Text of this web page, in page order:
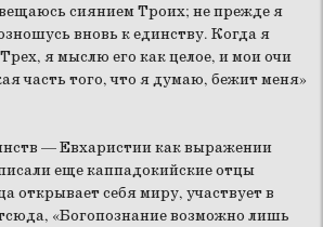
сиянием Троих; не прежде я
вновь к единству. Когда я
я мыслю его как целое, и мои очи
часть того, что я думаю, бежит меня»
— Евхаристии как выражении
еще каппадокийские отцы
открывает себя миру, участвует в
«Богопознание возможно лишь